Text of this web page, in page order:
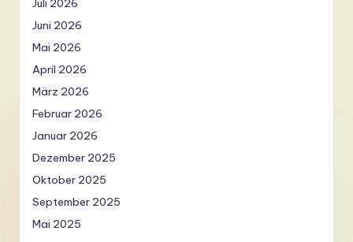
Juli 2026
Juni 2026
Mai 2026
April 2026
März 2026
Februar 2026
Januar 2026
Dezember 2025
Oktober 2025
September 2025
Mai 2025